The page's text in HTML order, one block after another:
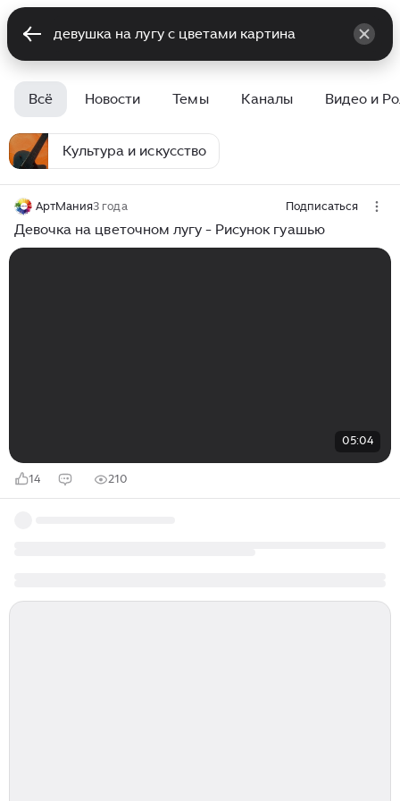
Всё Новости Темы Каналы Видео и
Культура и искусство
АртМания3 года Подписаться
Девочка на цветочном лугу - Рисунок гуашью
05:04
14 210